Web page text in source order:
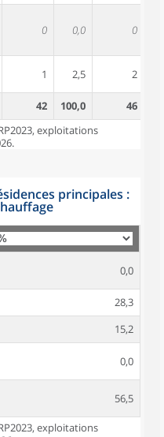
0 0,0 0
1 2,5 2
42 100,0 46
exploitations
principales :
0,0
28,3
15,2
0,0
56,5
exploitations